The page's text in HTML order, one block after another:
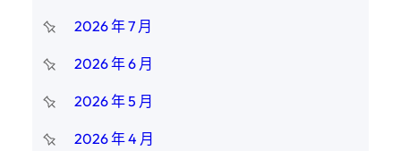
2026 年 7 月
2026 年 6 月
2026 年 5 月
2026 年 4 月